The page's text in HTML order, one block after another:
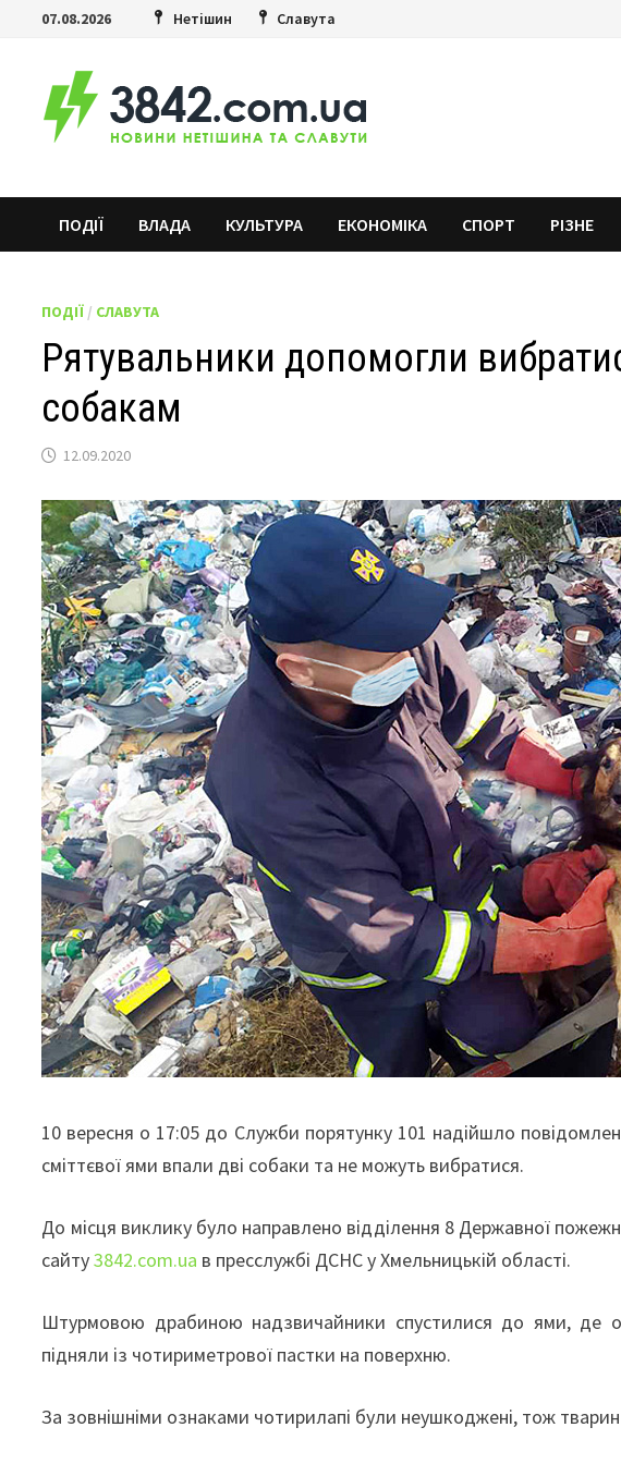
07.08.2026 Нетішин Славута
ПОДІЇ ВЛАДА КУЛЬТУРА ЕКОНОМІКА СПОРТ РІЗНЕ
ПОДІЇ / СЛАВУТА
Рятувальники допомогли
собакам
12.09.2020
10 вересня о 17:05 до Служби порятунку 101 надійшло
сміттєвої ями впали дві собаки та не можуть вибратися.
До місця виклику було направлено відділення 8 Державної
сайту3842.com.ua в пресслужбі ДСНС у Хмельницькій області.
Штурмовою драбиною надзвичайники спустилися до ями, де
підняли із чотириметрової пастки на поверхню.
За зовнішніми ознаками чотирилапі були неушкоджені, тож